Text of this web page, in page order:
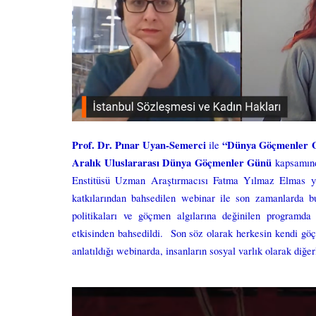
Prof. Dr. Pınar Uyan-Semerci ile“Dünya Göçmenler
Aralık Uluslararası Dünya Göçmenler Günü
Enstitüsü Uzman Araştırmacısı Fatma Yılmaz Elmas
katkılarından bahsedilen webinar ile son zamanlarda
politikaları ve göçmen algılarına değinilen
etkisinden bahsedildi. Son söz olarak herkesin kendi
anlatıldığı webinarda, insanların sosyal varlık olarak